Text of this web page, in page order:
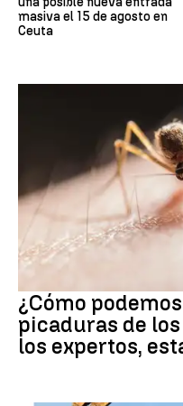
masiva el 15 de agosto en
Ceuta
¿Cómo
picaduras de
los expertos,